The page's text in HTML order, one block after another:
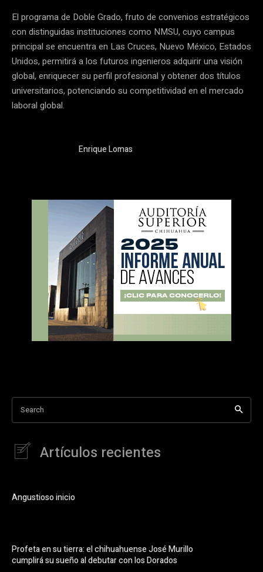
El programa de Doble Grado, fruto de convenios estratégicos
con distinguidas instituciones como NMSU, cuyo campus
principal se encuentra en Las Cruces, Nuevo México, Estados
Unidos, permitirá a los futuros ingenieros adquirir una visión
global, enriquecer su perfil profesional y obtener dos títulos
universitarios, potenciando su competitividad en el mercado
laboral global.
Enrique Lomas
Search
Artículos recientes
Angustioso inicio
Profeta en su tierra: el chihuahuense José Murillo
cumplirá su sueño al debutar con los Dorados